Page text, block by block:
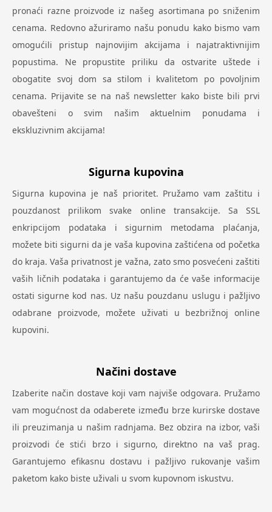
pronaći razne proizvode iz našeg asortimana po sniženim
cenama. Redovno ažuriramo našu ponudu kako bismo vam
omogućili pristup najnovijim akcijama i najatraktivnijim
popustima. Ne propustite priliku da ostvarite uštede i
obogatite svoj dom sa stilom i kvalitetom po povoljnim
cenama. Prijavite se na naš newsletter kako biste bili prvi
obavešteni o svim našim aktuelnim ponudama i
ekskluzivnim akcijama!
Sigurna kupovina
Sigurna kupovina je naš prioritet. Pružamo vam zaštitu i
pouzdanost prilikom svake online transakcije. Sa SSL
enkripcijom podataka i sigurnim metodama plaćanja,
možete biti sigurni da je vaša kupovina zaštićena od početka
do kraja. Vaša privatnost je važna, zato smo posvećeni zaštiti
vaših ličnih podataka i garantujemo da će vaše informacije
ostati sigurne kod nas. Uz našu pouzdanu uslugu i pažljivo
odabrane proizvode, možete uživati u bezbrižnoj online
kupovini.
Načini dostave
Izaberite način dostave koji vam najviše odgovara. Pružamo
vam mogućnost da odaberete između brze kurirske dostave
ili preuzimanja u našim radnjama. Bez obzira na izbor, vaši
proizvodi će stići brzo i sigurno, direktno na vaš prag.
Garantujemo efikasnu dostavu i pažljivo rukovanje vašim
paketom kako biste uživali u svom kupovnom iskustvu.